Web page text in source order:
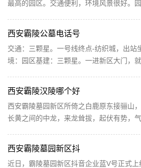
最高的园区。交通便利，环境风景很好。
西安霸陵公墓电话号
交通：三颗星。一号线终点-纺织城，出站
境：园区基建：三颗星。一进新区大门，
西安霸陵汉陵哪个好
西安霸陵墓园新区所倚之白鹿原东接骊山
长黄之间的中龙，来龙耸拔，起伏有势，
西安霸陵墓园新区抖
近日，霸陵墓园新区抖音企业蓝V号正式